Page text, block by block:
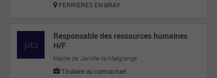
FERRIERES EN BRAY
Responsable des ressources humaines
H/F
Mairie de Jarville-la-Malgrange
Titulaire ou contractuel